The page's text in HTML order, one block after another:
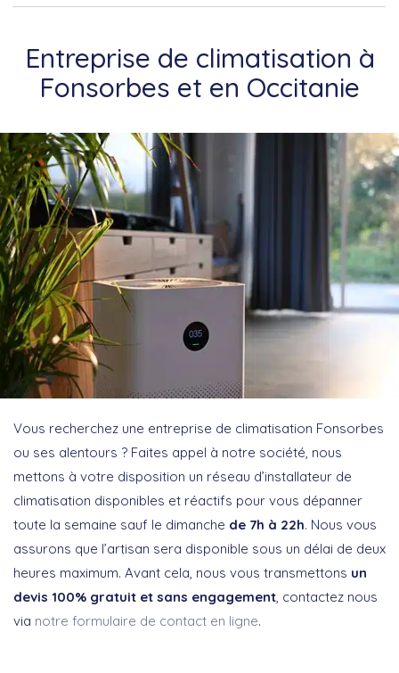
Entreprise de climatisation à
Fonsorbes et en Occitanie
Vous recherchez une entreprise de climatisation Fonsorbes
ou ses alentours ? Faites appel à notre société, nous
mettons à votre disposition un réseau d’installateur de
climatisation disponibles et réactifs pour vous dépanner
toute la semaine sauf le dimanche de 7h à 22h. Nous vous
assurons que l’artisan sera disponible sous un délai de deux
heures maximum. Avant cela, nous vous transmettons un
devis 100% gratuit et sans engagement, contactez nous
via notre formulaire de contact en ligne.